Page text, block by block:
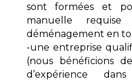
sont formées et
manuelle
déménagement en
-une entreprise
(nous bénéficions
d’expérience